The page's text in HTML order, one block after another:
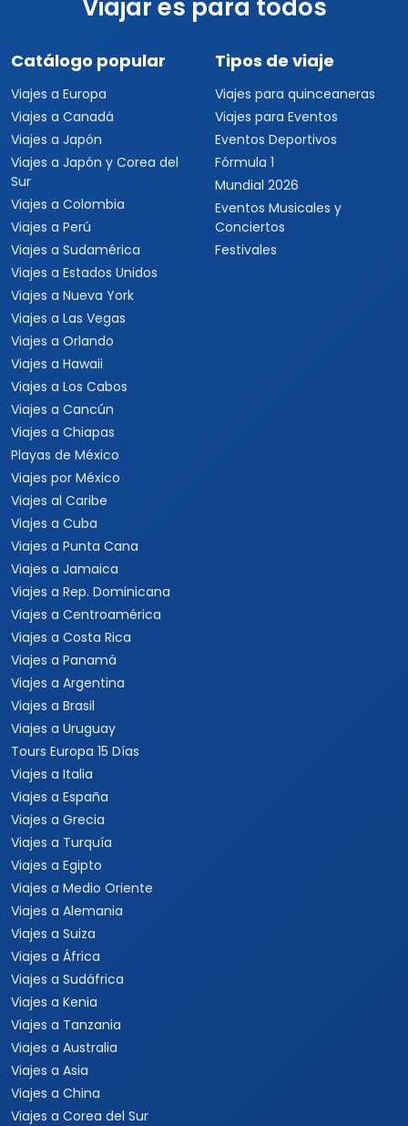
Viajar es para todos
Catálogo popular
Viajes a Europa
Viajes a Canadá
Viajes a Japón
Viajes a Japón y Corea del
Sur
Viajes a Colombia
Viajes a Perú
Viajes a Sudamérica
Viajes a Estados Unidos
Viajes a Nueva York
Viajes a Las Vegas
Viajes a Orlando
Viajes a Hawaii
Viajes a Los Cabos
Viajes a Cancún
Viajes a Chiapas
Playas de México
Viajes por México
Viajes al Caribe
Viajes a Cuba
Viajes a Punta Cana
Viajes a Jamaica
Viajes a Rep. Dominicana
Viajes a Centroamérica
Viajes a Costa Rica
Viajes a Panamá
Viajes a Argentina
Viajes a Brasil
Viajes a Uruguay
Tours Europa 15 Días
Viajes a Italia
Viajes a España
Viajes a Grecia
Viajes a Turquía
Viajes a Egipto
Viajes a Medio Oriente
Viajes a Alemania
Viajes a Suiza
Viajes a África
Viajes a Sudáfrica
Viajes a Kenia
Viajes a Tanzania
Viajes a Australia
Viajes a Asia
Viajes a China
Viajes a Corea del Sur
Tipos de viaje
Viajes para quinceaneras
Viajes para Eventos
Eventos Deportivos
Fórmula 1
Mundial 2026
Eventos Musicales y
Conciertos
Festivales